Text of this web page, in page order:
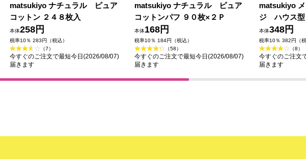
matsukiyo ナチュラル ピュア
コットン ２４８枚入
本体258円
税率10％ 283円（税込）
（7）
今すぐのご注文で最短今日(2026/08/07)
届きます
matsukiyo ナチュラル ピュア
コットンパフ ９０枚×２Ｐ
本体168円
税率10％ 184円（税込）
（58）
今すぐのご注文で最短今日(2026/08/07)
届きます
matsukiyo
ジ ハウス型
本体348円
税率10％ 382円（
（8）
今すぐのご注文
届きます